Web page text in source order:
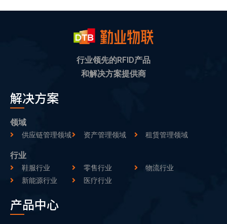
行业领先的RFID产品
和解决方案提供商
解决方案
领域
供应链管理领域 资产管理领域 租赁管理领域
行业
鞋服行业 零售行业
物流行业
新能源行业
医疗行业
产品中心